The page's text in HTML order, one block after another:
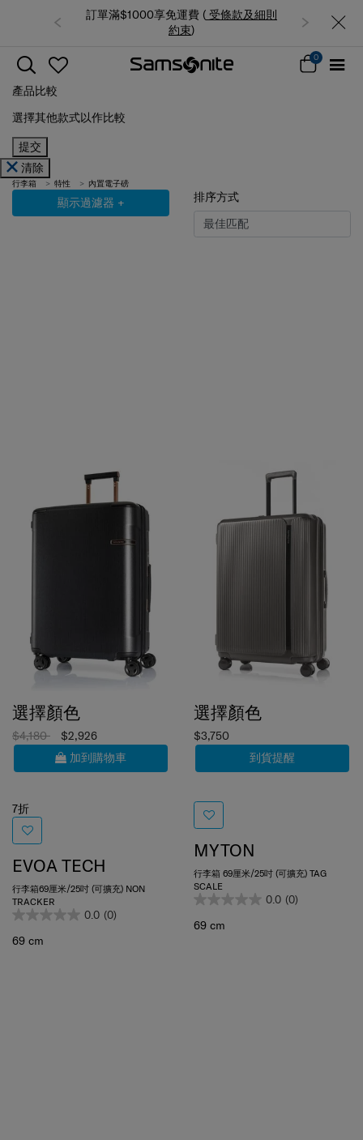
夏日限時優惠: 精選行李箱低至6折
受條款及細則
0
產品比較
選擇其他款式以作比較
提交
清除
行李箱 特性 內置電子磅
顯示過濾器 + 排序方式
選擇顏色
$4,180
$2,926
加到購物車
7折
EVOA TECH
行李箱69厘米/25吋 (可擴充) NON
TRACKER
0.0 (0)
69 cm
選擇顏色
$3,750
到貨提醒
MYTON
行李箱 69厘米/25吋 (可擴充) TAG
SCALE
0.0 (0)
69 cm